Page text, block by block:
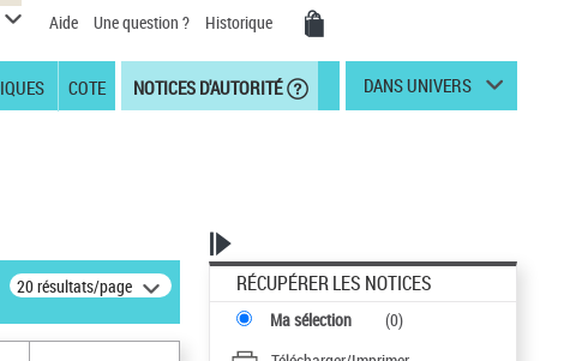
Aide Une question ? Historique
COTE NOTICES D'AUTORITÉ DANS UNIVERS
20 résultats/page RÉCUPÉRER LES NOTICES
Ma sélection (0)